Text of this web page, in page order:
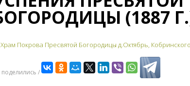
(1887
Храм Покрова Пресвятой Богородицы д.Октябрь,
поделились /